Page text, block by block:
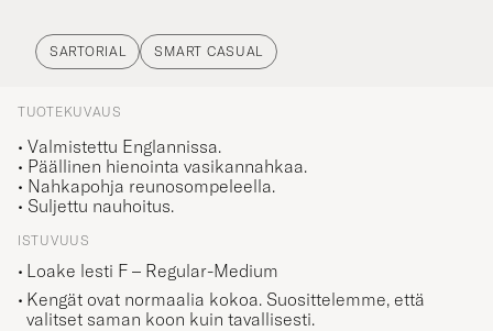
SARTORIAL SMART CASUAL
TUOTEKUVAUS
• Valmistettu Englannissa.
• Päällinen hienointa vasikannahkaa.
• Nahkapohja reunosompeleella.
• Suljettu nauhoitus.
ISTUVUUS
Loake lesti F – Regular-Medium
Kengät ovat normaalia kokoa. Suosittelemme, että
valitset saman koon kuin tavallisesti.